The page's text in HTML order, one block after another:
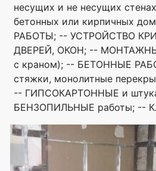
несущих и не несущих
бетонных или кирпичных
РАБОТЫ; -- УСТРОЙСТВО
ДВЕРЕЙ, ОКОН; --
с краном); -- БЕТОННЫЕ
стяжки, монолитные
-- ГИПСОКАРТОННЫЕ и
БЕНЗОПИЛЬНЫЕ работы; --